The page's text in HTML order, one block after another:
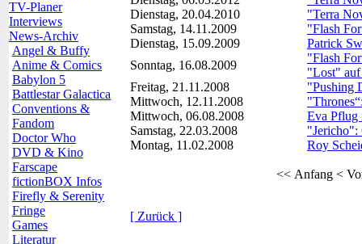
TV-Planer
Interviews
News-Archiv
Angel & Buffy
Anime & Comics
Babylon 5
Battlestar Galactica
Conventions &
Fandom
Doctor Who
DVD & Kino
Farscape
fictionBOX Infos
Firefly & Serenity
Fringe
Games
Literatur
Dienstag, 20.04.2010
"Terra
Samstag, 14.11.2009
"Flash
Dienstag, 15.09.2009
Patrick
Sonntag, 16.08.2009
"Flash
"Lost" auf
Freitag, 21.11.2008
"Pushing
Mittwoch, 12.11.2008
Mittwoch, 06.08.2008
Eva Pflug
Samstag, 22.03.2008
"Jericho":
Montag, 11.02.2008
Roy
<< Anfang <
[ Zurück ]